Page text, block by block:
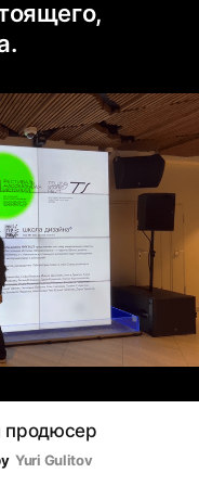
продюсер
Yuri Gulitov